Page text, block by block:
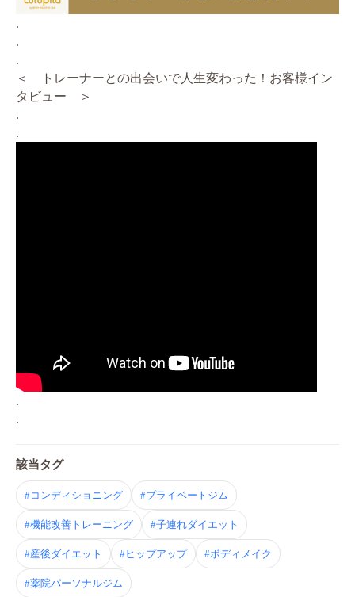
.
.
.
＜ トレーナーとの出会いで人生変わった！お客様イン
タビュー ＞
.
.
.
.
該当タグ
#コンディショニング #プライベートジム
#機能改善トレーニング #子連れダイエット
#産後ダイエット #ヒップアップ #ボディメイク
#薬院パーソナルジム